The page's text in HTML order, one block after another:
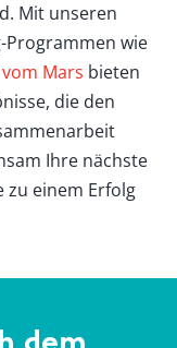
Mit unseren
wie
Mars bieten
die den
Ihre nächste
zu einem Erfolg